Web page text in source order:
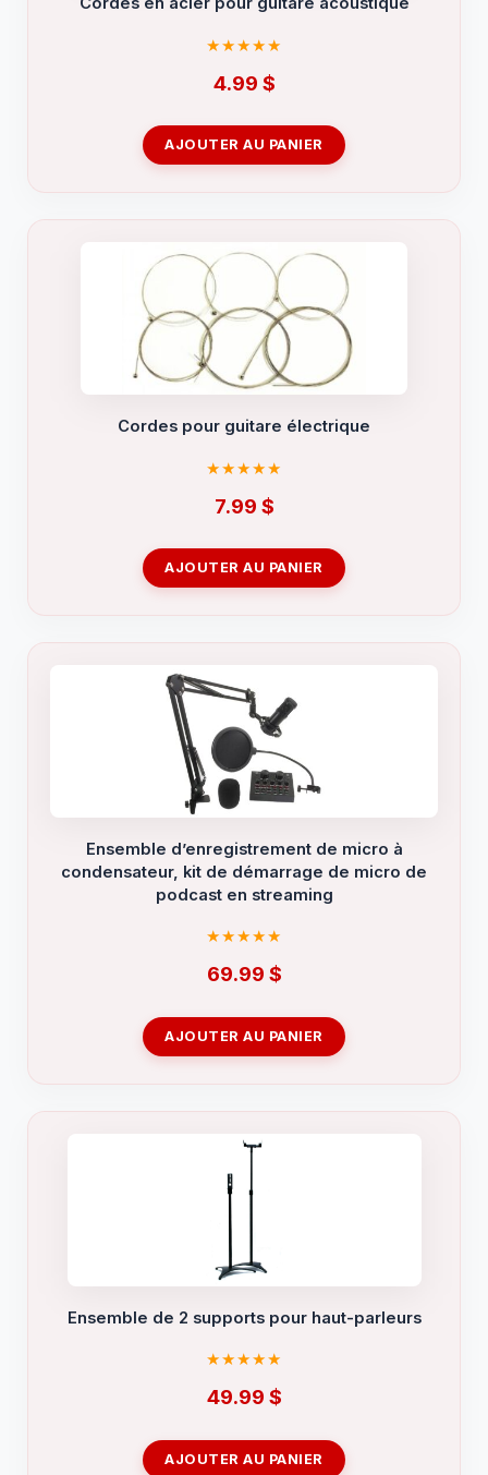
4.99 $
AJOUTER AU PANIER
Cordes pour guitare électrique
7.99 $
AJOUTER AU PANIER
Ensemble d’enregistrement de micro à
condensateur, kit de démarrage de micro de
podcast en streaming
69.99 $
AJOUTER AU PANIER
Ensemble de 2 supports pour haut-parleurs
49.99 $
AJOUTER AU PANIER